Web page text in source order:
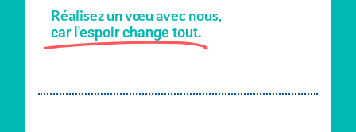
Réalisez un vœu avec nous,
car l'espoir change tout.